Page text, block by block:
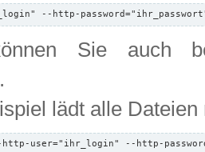
--http-
Sie auch
lädt alle
user="ihr_login" --http-